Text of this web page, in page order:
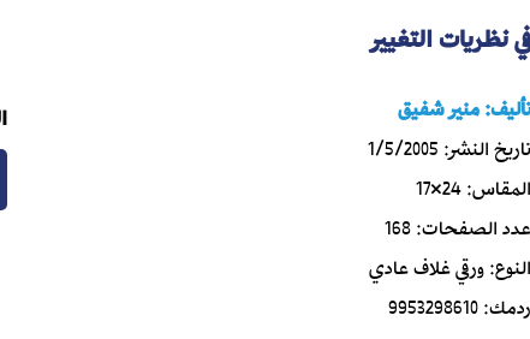
نظريات التغيير
منير شفيق
النشر:1/5/2005
المقاس:24×17
عدد الصفحات:168
النوع:ورقي غلاف عادي
ردمك:9953298610